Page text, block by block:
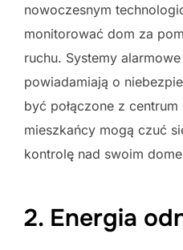
nowoczesnym
monitorować dom za
ruchu. Systemy
powiadamiają o
być połączone z
mieszkańcy mogą czuć
kontrolę nad swoim
2. Energia